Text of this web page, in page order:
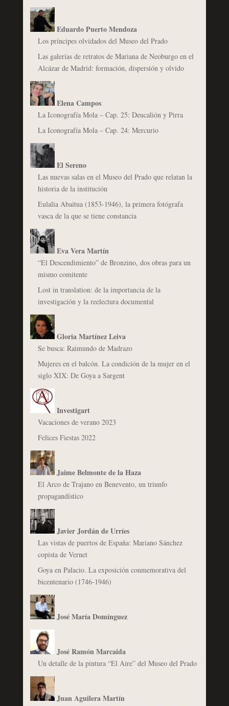
Eduardo Puerto Mendoza
Los príncipes olvidados del Museo del Prado
Las galerías de retratos de Mariana de Neoburgo en el
Alcázar de Madrid: formación, dispersión y olvido
Elena Campos
La Iconografía Mola – Cap. 25: Deucalión y Pirra
La Iconografía Mola – Cap. 24: Mercurio
El Sereno
Las nuevas salas en el Museo del Prado que relatan la
historia de la institución
Eulalia Abaitua (1853-1946), la primera fotógrafa
vasca de la que se tiene constancia
Eva Vera Martín
“El Descendimiento” de Bronzino, dos obras para un
mismo comitente
Lost in translation: de la importancia de la
investigación y la reelectura documental
Gloria Martínez Leiva
Se busca: Raimundo de Madrazo
Mujeres en el balcón. La condición de la mujer en el
siglo XIX: De Goya a Sargent
Investigart
Vacaciones de verano 2023
Felices Fiestas 2022
Jaime Belmonte de la Haza
El Arco de Trajano en Benevento, un triunfo
propagandístico
Javier Jordán de Urríes
Las vistas de puertos de España: Mariano Sánchez
copista de Vernet
Goya en Palacio. La exposición conmemorativa del
bicentenario (1746-1946)
José María Domínguez
José Ramón Marcaida
Un detalle de la pintura “El Aire” del Museo del Prado
Juan Aguilera Martín